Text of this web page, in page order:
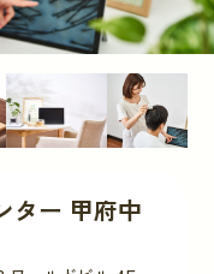
ター 甲府中